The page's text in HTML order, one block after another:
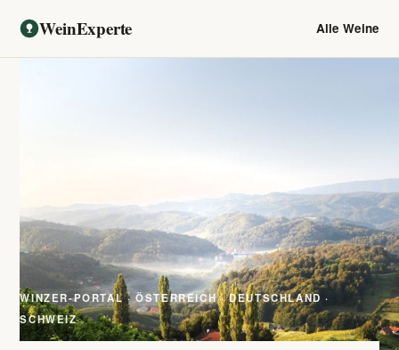
WeinExperte Alle Weine
WINZER-PORTAL · ÖSTERREICH · DEUTSCHLAND ·
SCHWEIZ